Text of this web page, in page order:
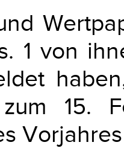
1 von
15.